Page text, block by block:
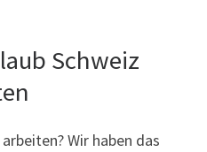
Schweiz
Wir haben das